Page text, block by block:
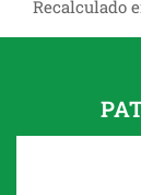
Recalculado